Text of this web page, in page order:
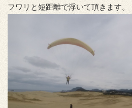
フワリと短距離で浮いて頂きます。